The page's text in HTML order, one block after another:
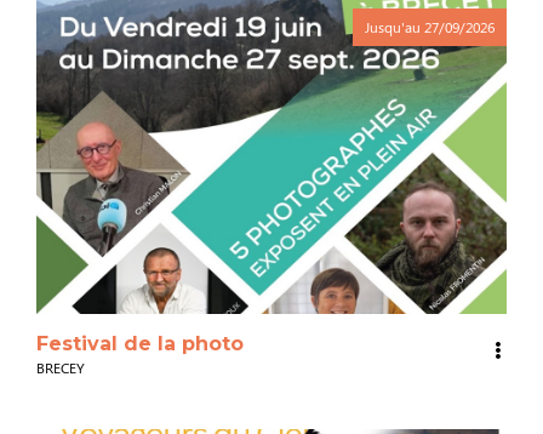
Jusqu'au 27/09/2026
Festival de la photo
BRECEY